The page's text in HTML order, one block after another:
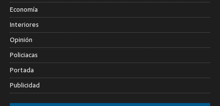
Economía
Interiores
Opinión
Policiacas
Portada
Publicidad